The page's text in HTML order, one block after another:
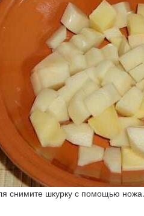
снимите шкурку с помощью